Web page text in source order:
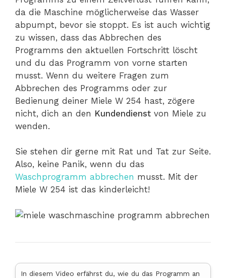
da die Maschine möglicherweise das Wasser
abpumpt, bevor sie stoppt. Es ist auch wichtig
zu wissen, dass das Abbrechen des
Programms den aktuellen Fortschritt löscht
und du das Programm von vorne starten
musst. Wenn du weitere Fragen zum
Abbrechen des Programms oder zur
Bedienung deiner Miele W 254 hast, zögere
nicht, dich an den Kundendienst von Miele zu
wenden.
Sie stehen dir gerne mit Rat und Tat zur Seite.
Also, keine Panik, wenn du das
Waschprogramm abbrechen musst. Mit der
Miele W 254 ist das kinderleicht!
In diesem Video erfährst du, wie du das Programm an